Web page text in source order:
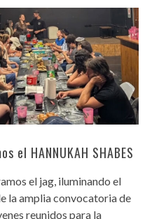
el HANNUKAH SHABES
el jag, iluminando el
la amplia convocatoria de
reunidos para la
Capital, Argentina.
5892071
DE CÓRDOBA
. TODOS LOS